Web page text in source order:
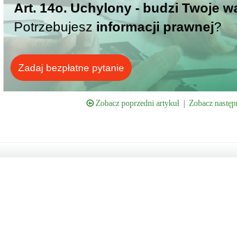
Art. 14o. Uchylony - budzi Twoje
Potrzebujesz informacji prawnej?
Zadaj bezpłatne pytanie
Zobacz poprzedni artykuł| Zobacz